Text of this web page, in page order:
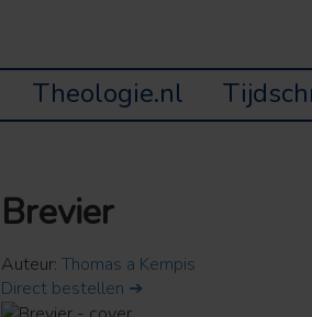
Theologie.nl
Brevier
Auteur: Thomas a Kempis
Direct bestellen ➔